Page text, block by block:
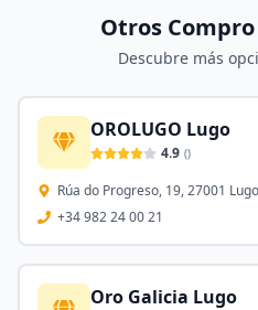
Otros
Descubre más
OROLUGO Lugo
4.9 ()
Rúa do Progreso, 19, 27001
+34 982 24 00 21
Oro Galicia Lugo